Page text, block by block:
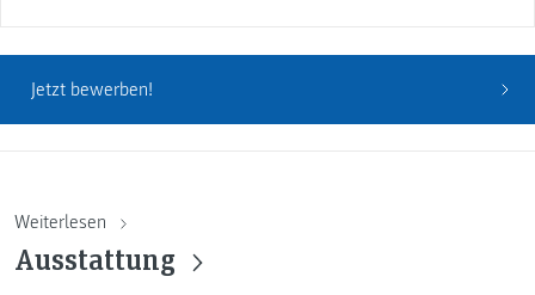
Jetzt bewerben!
Weiterlesen
Ausstattung